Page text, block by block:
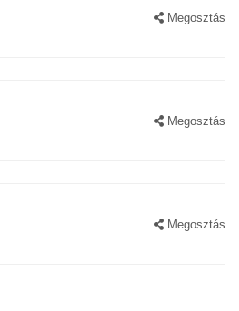
Megosztás
Megosztás
Megosztás